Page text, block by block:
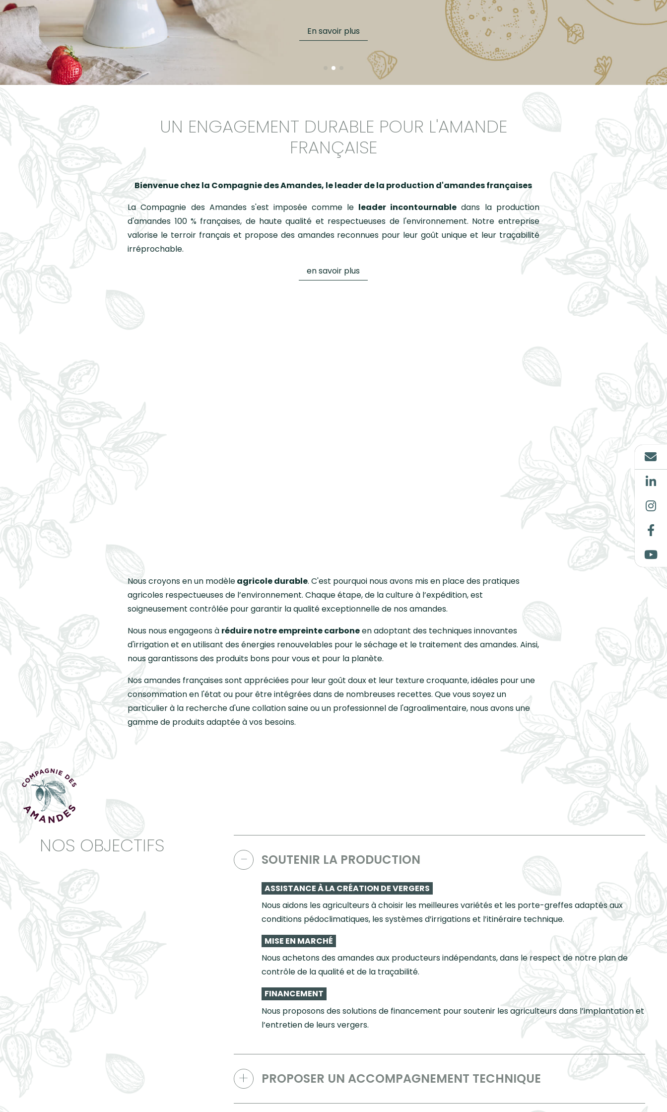
Nos références
Notre équipe En savoir plus
UN ENGAGEMENT DURABLE POUR L'AMANDE
FRANÇAISE
Bienvenue chez la Compagnie des Amandes, le leader de la production d'amandes françaises
La Compagnie des Amandes s'est imposée comme le leader incontournable dans la production
d'amandes 100 % françaises, de haute qualité et respectueuses de l'environnement. Notre entreprise
valorise le terroir français et propose des amandes reconnues pour leur goût unique et leur traçabilité
irréprochable.
en savoir plus
Nous croyons en un modèleagricole durable. C'est pourquoi nous avons mis en place des pratiques
agricoles respectueuses de l’environnement. Chaque étape, de la culture à l’expédition, est
soigneusement contrôlée pour garantir la qualité exceptionnelle de nos amandes.
Nous nous engageons à réduire notre empreinte carboneen adoptant des techniques innovantes
d'irrigation et en utilisant des énergies renouvelables pour le séchage et le traitement des amandes. Ainsi,
nous garantissons des produits bons pour vous et pour la planète.
Nos amandes françaises sont appréciées pour leur goût doux et leur texture croquante, idéales pour une
consommation en l'état ou pour être intégrées dans de nombreuses recettes. Que vous soyez un
particulier à la recherche d'une collation saine ou un professionnel de l'agroalimentaire, nous avons une
gamme de produits adaptée à vos besoins.
NOS OBJECTIFS
SOUTENIR LA PRODUCTION
ASSISTANCE À LA CRÉATION DE VERGERS
Nous aidons les agriculteurs à choisir les meilleures variétés et les porte-greffes adaptés aux
conditions pédoclimatiques, les systèmes d’irrigations et l’itinéraire technique.
MISE EN MARCHÉ
Nous achetons des amandes aux producteurs indépendants, dans le respect de notre plan de
contrôle de la qualité et de la traçabilité.
FINANCEMENT
Nous proposons des solutions de financement pour soutenir les agriculteurs dans l’implantation et
l’entretien de leurs vergers.
PROPOSER UN ACCOMPAGNEMENT TECHNIQUE